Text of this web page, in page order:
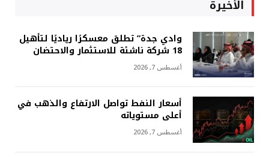
الأخيرة
وادي جدة” تطلق معسكرًا رياديًا لتأهيل
18 شركة ناشئة للاستثمار والاحتضان
أغسطس 7, 2026
أسعار النفط تواصل الارتفاع والذهب في
أعلى مستوياته
أغسطس 7, 2026